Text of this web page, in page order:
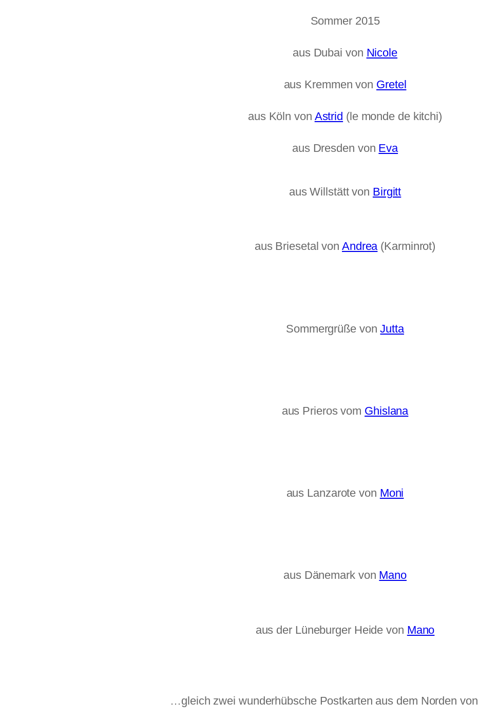
Sommer 2015
aus Dubai von Nicole
aus Kremmen von Gretel
aus Köln von Astrid (le monde de kitchi)
aus Dresden von Eva
aus Willstätt von Birgitt
aus Briesetal von Andrea(Karminrot)
Sommergrüße vonJutta
aus Prieros vom Ghislana
aus Lanzarote von Moni
aus Dänemark von Mano
aus der Lüneburger Heide von Mano
…gleich zwei wunderhübsche Postkarten aus dem Norden von